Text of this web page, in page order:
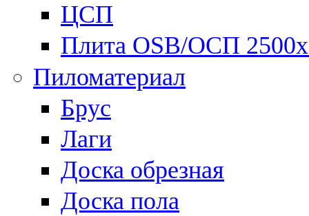
ЦСП
Плита OSB/ОСП
Пиломатериал
Брус
Лаги
Доска обрезная
Доска пола